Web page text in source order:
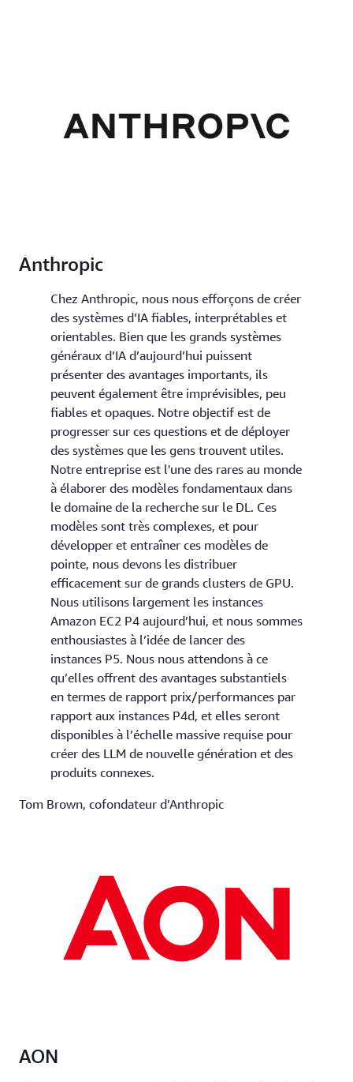
Anthropic
Chez Anthropic, nous nous efforçons de créer
des systèmes d’IA fiables, interprétables et
orientables. Bien que les grands systèmes
généraux d’IA d’aujourd’hui puissent
présenter des avantages importants, ils
peuvent également être imprévisibles, peu
fiables et opaques. Notre objectif est de
progresser sur ces questions et de déployer
des systèmes que les gens trouvent utiles.
Notre entreprise est l'une des rares au monde
à élaborer des modèles fondamentaux dans
le domaine de la recherche sur le DL. Ces
modèles sont très complexes, et pour
développer et entraîner ces modèles de
pointe, nous devons les distribuer
efficacement sur de grands clusters de GPU.
Nous utilisons largement les instances
Amazon EC2 P4 aujourd’hui, et nous sommes
enthousiastes à l’idée de lancer des
instances P5. Nous nous attendons à ce
qu’elles offrent des avantages substantiels
en termes de rapport prix/performances par
rapport aux instances P4d, et elles seront
disponibles à l’échelle massive requise pour
créer des LLM de nouvelle génération et des
produits connexes.
Tom Brown, cofondateur d’Anthropic
AON